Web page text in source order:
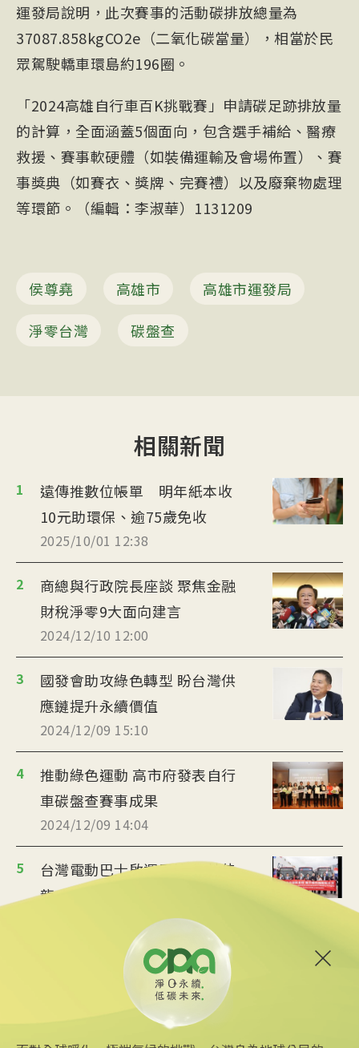
運發局說明，此次賽事的活動碳排放總量為
37087.858kgCO2e（二氧化碳當量），相當於民
眾駕駛轎車環島約196圈。
「2024高雄自行車百K挑戰賽」申請碳足跡排放量
的計算，全面涵蓋5個面向，包含選手補給、醫療
救援、賽事軟硬體（如裝備運輸及會場佈置）、賽
事獎典（如賽衣、獎牌、完賽禮）以及廢棄物處理
等環節。（編輯：李淑華）1131209
侯尊堯 高雄市
高雄市運發局
淨零台灣
碳盤查
相關新聞
1
遠傳推數位帳單 明年紙本收
10元助環保、逾75歲免收
2025/10/01 12:38
2
商總與行政院長座談 聚焦金融
財稅淨零9大面向建言
2024/12/10 12:00
3
國發會助攻綠色轉型 盼台灣供
應鏈提升永續價值
2024/12/09 15:10
4
推動綠色運動 高市府發表自行
車碳盤查賽事成果
2024/12/09 14:04
5
台灣電動巴士啟運巴拉圭 林佳
龍：落實榮邦計畫
環境部預告自願碳足跡管理辦
法 漂綠最重罰百萬
2024/12/06 23:10